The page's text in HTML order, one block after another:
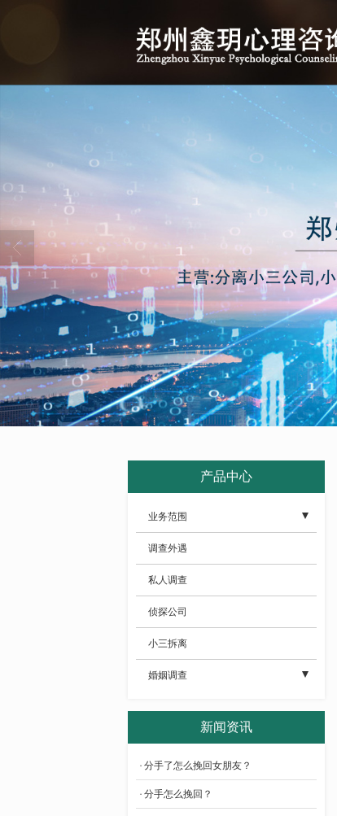
产品中心
业务范围
- 分手挽回
- 分离小三
- 侦探
- 情感挽回
- 私人调查
调查外遇
私人调查
侦探公司
小三拆离
婚姻调查
- 婚姻调查问卷
- 婚姻出轨调查
新闻资讯
分手了怎么挽回女朋友？
分手怎么挽回？